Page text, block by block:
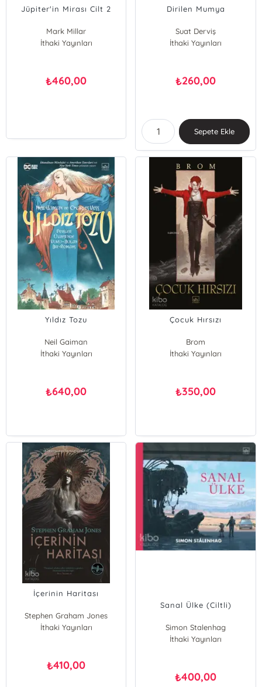
Jüpiter'in Mirası Cilt 2
Mark Millar
İthaki Yayınları
₺460,00
Dirilen Mumya
Suat Derviş
İthaki Yayınları
₺260,00
Sepete Ekle
Yıldız Tozu
Neil Gaiman
Charles Vess
İthaki Yayınları
₺640,00
Çocuk Hırsızı
Brom
İthaki Yayınları
₺350,00
İçerinin Haritası
Stephen Graham Jones
İthaki Yayınları
₺410,00
Sanal Ülke (Ciltli)
Simon Stalenhag
İthaki Yayınları
₺400,00